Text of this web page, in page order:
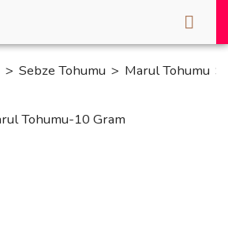
Sebze Tohumu Marul Tohumu